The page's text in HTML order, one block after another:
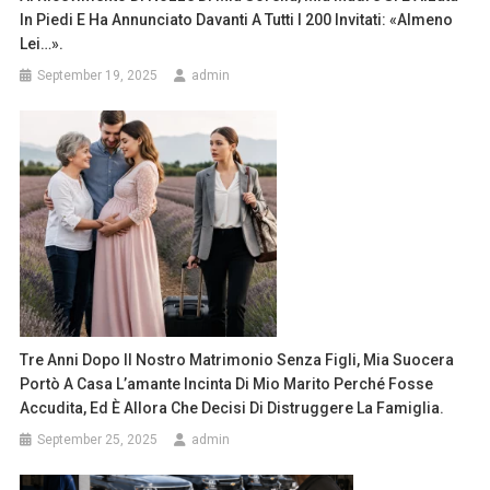
In Piedi E Ha Annunciato Davanti A Tutti I 200 Invitati: «Almeno
Lei…».
September 19, 2025 admin
Tre Anni Dopo Il Nostro Matrimonio Senza Figli, Mia Suocera
Portò A Casa L’amante Incinta Di Mio Marito Perché Fosse
Accudita, Ed È Allora Che Decisi Di Distruggere La Famiglia.
September 25, 2025 admin